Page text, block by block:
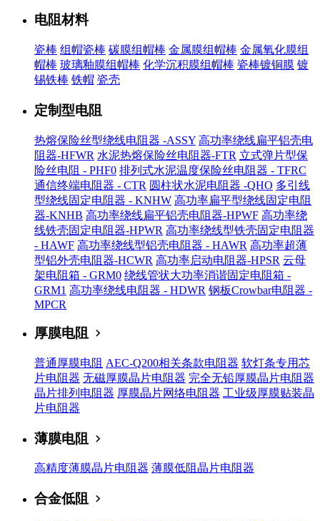
电阻材料
瓷棒 组帽瓷棒 碳膜组帽棒 金属膜组帽棒 金属氧化膜组
帽棒 玻璃釉膜组帽棒 化学沉积膜组帽棒 瓷棒镀铜膜 镀
锡铁棒 铁帽 瓷壳
定制型电阻
热熔保险丝型绕线电阻器 -ASSY 高功率绕线扁平铝壳电
阻器-HFWR 水泥热熔保险丝电阻器-FTR 立式弹片型保
险丝电阻 - PHF0 排列式水泥温度保险丝电阻器 - TFRC
通信终端电阻器 - CTR 圆柱状水泥电阻器 -QHO 多引线
型绕线固定电阻器 - KNHW 高功率扁平型绕线固定电阻
器-KNHB 高功率绕线扁平铝壳电阻器-HPWF 高功率绕
线铁壳固定电阻器-HPWR 高功率绕线型铁壳固定电阻器
- HAWF 高功率绕线型铝壳电阻器 - HAWR 高功率超薄
型铝外壳电阻器-HCWR 高功率启动电阻器-HPSR 云母
架电阻箱 - GRM0 绕线管状大功率消谐固定电阻箱 -
GRM1 高功率绕线电阻器 - HDWR 钢板Crowbar电阻器 -
MPCR
厚膜电阻
普通厚膜电阻 AEC-Q200相关条款电阻器 软灯条专用芯
片电阻器 无磁厚膜晶片电阻器 完全无铅厚膜晶片电阻器
晶片排列电阻器 厚膜晶片网络电阻器 工业级厚膜贴装晶
片电阻器
薄膜电阻
高精度薄膜晶片电阻器 薄膜低阻晶片电阻器
合金低阻